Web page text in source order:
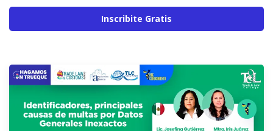
Inscribite Gratis